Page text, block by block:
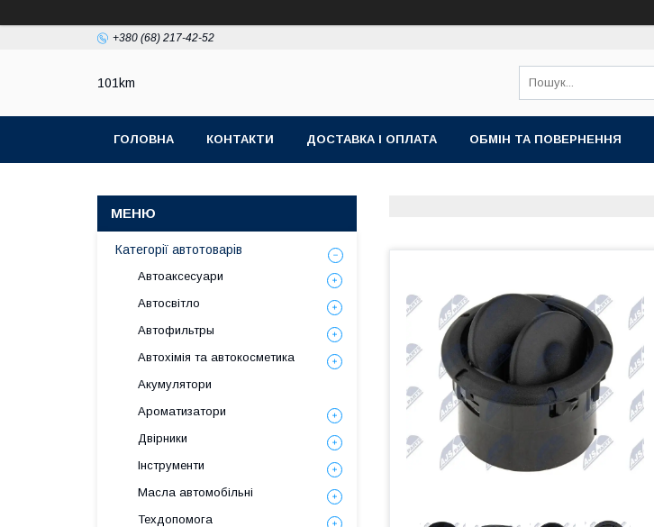
+380 (68) 217-42-52
101km
ГОЛОВНА КОНТАКТИ ДОСТАВКА І ОПЛАТА ОБМІН ТА ПОВЕРНЕННЯ
Категорії автотоварів
Автоаксесуари
Автосвітло
Автофильтры
Автохімія та автокосметика
Акумулятори
Ароматизатори
Двірники
Інструменти
Масла автомобільні
Техдопомога